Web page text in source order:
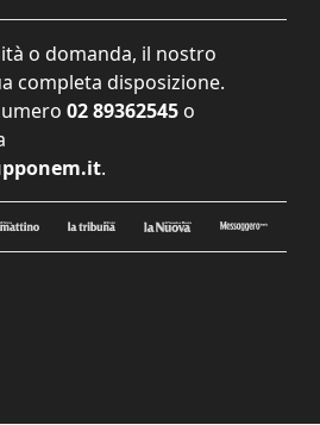
o domanda, il nostro
completa disposizione.
02 89362545 o
.